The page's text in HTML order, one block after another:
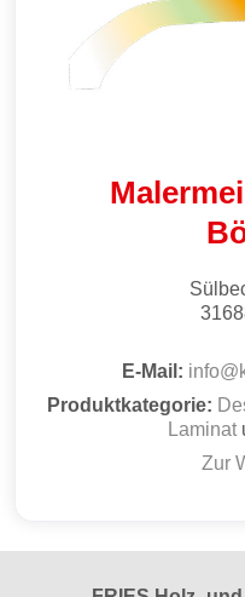
E-Mail: info@
Produktkategorie:
Laminat
Zur